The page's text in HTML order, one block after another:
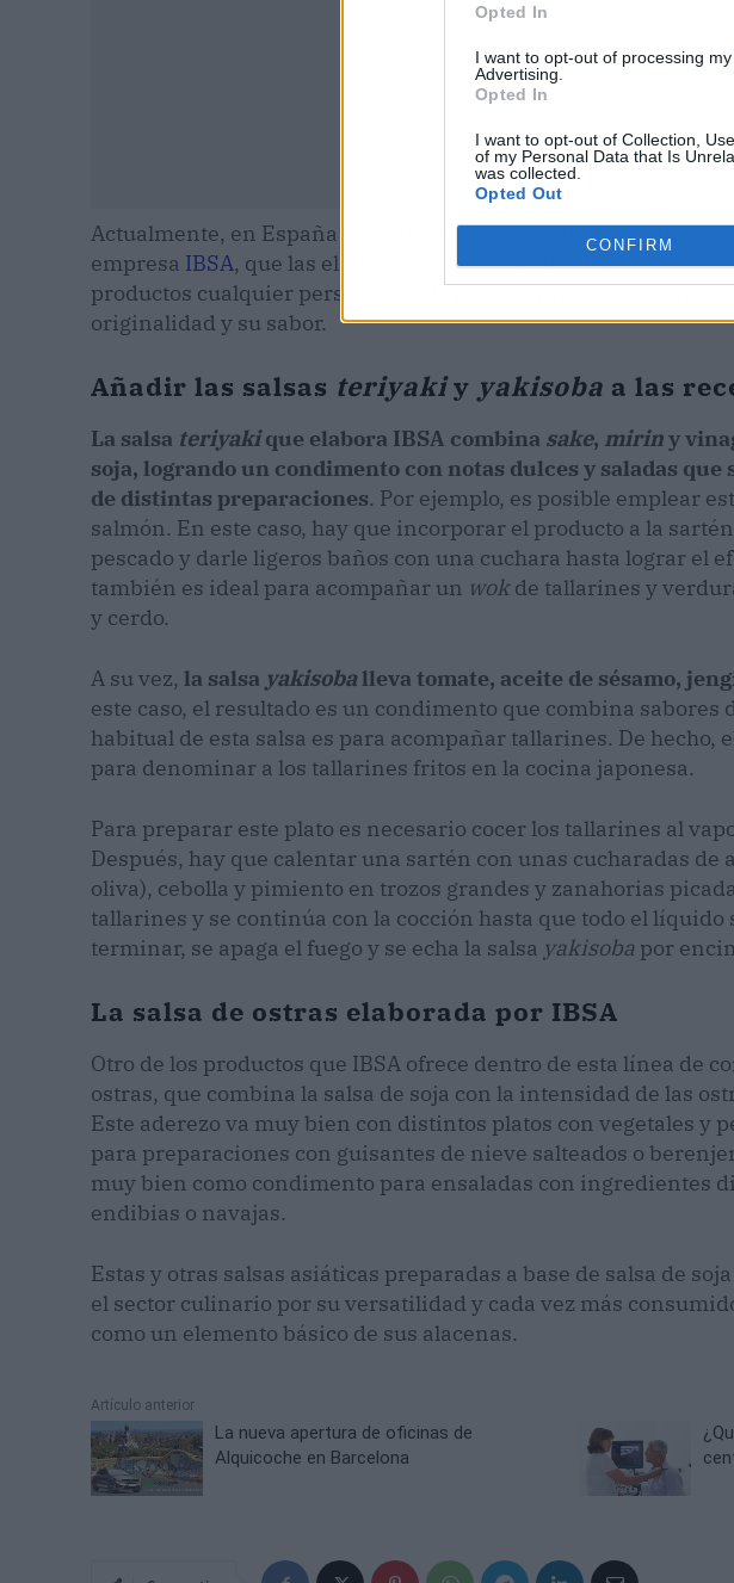
Opted In
I want to opt-out of processing
Advertising.
Opted In
I want to opt-out of Collection,
of my Personal Data that Is
was collected.
Opted Out
CONFIRM
Actualmente, en España es posible conseguir distintos tipos
empresa IBSA, que las elabora siguiendo las tradiciones de
productos cualquier persona puede preparar recetas
originalidad y su sabor.
Añadir las salsas teriyakiy yakisoba a las
La salsa teriyakique elabora IBSA combina sake, miriny
soja, logrando un condimento con notas dulces y saladas
de distintas preparaciones. Por ejemplo, es posible emplear
salmón. En este caso, hay que incorporar el producto a la
pescado y darle ligeros baños con una cuchara hasta lograr el
también es ideal para acompañar un wokde tallarines y
y cerdo.
A su vez, la salsa yakisoballeva tomate, aceite de sésamo,
este caso, el resultado es un condimento que combina sabores
habitual de esta salsa es para acompañar tallarines. De hecho,
para denominar a los tallarines fritos en la cocina japonesa.
Para preparar este plato es necesario cocer los tallarines al
Después, hay que calentar una sartén con unas cucharadas de
oliva), cebolla y pimiento en trozos grandes y zanahorias
tallarines y se continúa con la cocción hasta que todo el líquido
terminar, se apaga el fuego y se echa la salsa yakisoba por
La salsa de ostras elaborada por IBSA
Otro de los productos que IBSA ofrece dentro de esta línea de
ostras, que combina la salsa de soja con la intensidad de las
Este aderezo va muy bien con distintos platos con vegetales y
para preparaciones con guisantes de nieve salteados o
muy bien como condimento para ensaladas con ingredientes
endibias o navajas.
Estas y otras salsas asiáticas preparadas a base de salsa de
el sector culinario por su versatilidad y cada vez más
como un elemento básico de sus alacenas.
Artículo anterior
La nueva apertura de oficinas de
Alquicoche en Barcelona